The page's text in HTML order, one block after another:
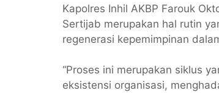
Kapolres Inhil AKBP Farouk
Sertijab merupakan hal rutin
regenerasi kepemimpinan
“Proses ini merupakan siklus
eksistensi organisasi,